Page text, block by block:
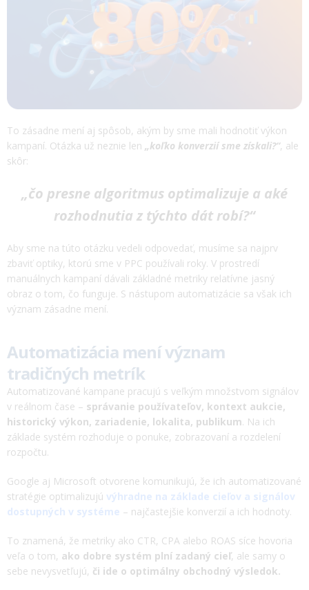
To zásadne mení aj spôsob, akým by sme mali hodnotiť výkon
kampaní. Otázka už neznie len „koľko konverzií sme získali?“, ale
skôr:
„čo presne algoritmus optimalizuje a aké
rozhodnutia z týchto dát robí?“
Aby sme na túto otázku vedeli odpovedať, musíme sa najprv
zbaviť optiky, ktorú sme v PPC používali roky. V prostredí
manuálnych kampaní dávali základné metriky relatívne jasný
obraz o tom, čo funguje. S nástupom automatizácie sa však ich
význam zásadne mení.
Automatizácia mení význam
tradičných metrík
Automatizované kampane pracujú s veľkým množstvom signálov
v reálnom čase – správanie používateľov, kontext aukcie,
historický výkon, zariadenie, lokalita, publikum. Na ich
základe systém rozhoduje o ponuke, zobrazovaní a rozdelení
rozpočtu.
Google aj Microsoft otvorene komunikujú, že ich automatizované
stratégie optimalizujú výhradne na základe cieľov a signálov
dostupných v systéme – najčastejšie konverzií a ich hodnoty.
To znamená, že metriky ako CTR, CPA alebo ROAS síce hovoria
veľa o tom, ako dobre systém plní zadaný cieľ, ale samy o
sebe nevysvetľujú, či ide o optimálny obchodný výsledok.